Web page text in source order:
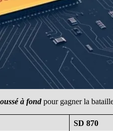
à fondpour gagner la
SD 870